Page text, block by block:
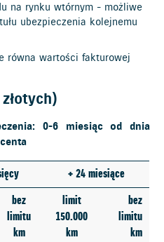
na rynku wtórnym - możliwe
ubezpieczenia kolejnemu
równa wartości fakturowej
złotych)
0-6 miesiąc od dnia
+ 24 miesiące
bez
limitu
km
limit
150.000
km
bez
limitu
km